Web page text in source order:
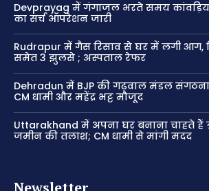
Devprayag में गंगाजल भरते समय कांवड़िया
का सर्च ऑपरेशन जारी
Rudrapur में गैस रिसाव से घर में लगी आग,
समेत 3 झुलसे ; अस्पताल रेफर
Dehradun में BJP की गढ़वाल मंडल
CM धामी और महेंद्र भट्ट मौजूद
Uttarakhand में अपना घर बनाना चाहते
जमीन की तलाश; CM धामी से मांगी मदद